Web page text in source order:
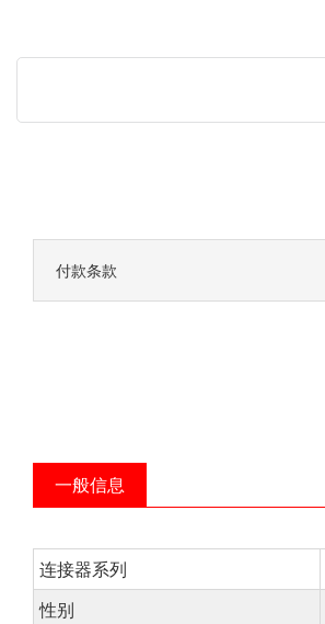
付款条款
一般信息
连接器系列
性别